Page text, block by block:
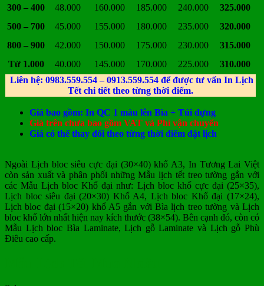
300 – 400
48.000 160.000 185.000 240.000
325.000
500 – 700
45.000 155.000 180.000 235.000
320.000
800 – 900
42.000 150.000 175.000 230.000
315.000
Từ 1.000
40.000 145.000 170.000 225.000
310.000
Liên hệ: 0983.559.554 – 0913.559.554 để được tư vấn In Lịch
Tết chi tiết theo từng thời điểm.
Giá bao gồm: In QC 1 màu lên Bìa + Túi đựng
Giá trên chưa bao gồm VAT và Phí vận chuyển
Giá có thể thay đổi theo từng thời điểm đặt lịch
Ngoài Lịch bloc siêu cực đại (30×40) khổ A3, In Tương Lai Việt
còn sản xuất và phân phối những Mẫu lịch tết treo tường gắn với
các Mẫu Lịch bloc Khổ đại như: Lịch bloc khổ cực đại (25×35),
Lịch bloc siêu đại (20×30) Khổ A4, Lịch bloc Khổ đại (17×24),
Lịch bloc đại (15×20) khổ A5 gắn với Bìa lịch treo tường và Lịch
bloc khổ lớn nhất hiện nay kích thước (38×54). Bên cạnh đó, còn có
Mẫu Lịch bloc Bìa Laminate, Lịch gỗ Laminate và Lịch gỗ Phù
Điêu cao cấp.